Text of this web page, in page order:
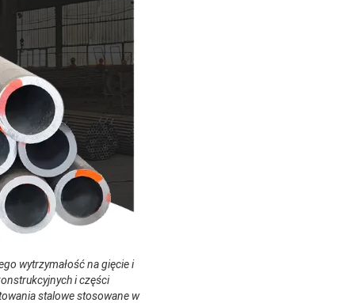
wytrzymałość na gięcie i
i części
stalowe stosowane w